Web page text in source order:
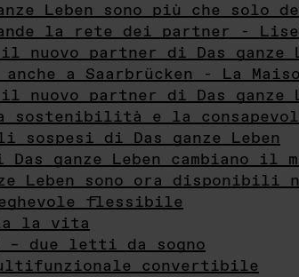
Leben sono più che
la rete dei partner -
nuovo partner di Das ganze
anche a Saarbrücken - La
nuovo partner di Das ganze
sostenibilità e la
sospesi di Das ganze Leben
ganze Leben cambiano il
Leben sono ora disponibili
flessibile
la vita
– due letti da sogno
convertibile